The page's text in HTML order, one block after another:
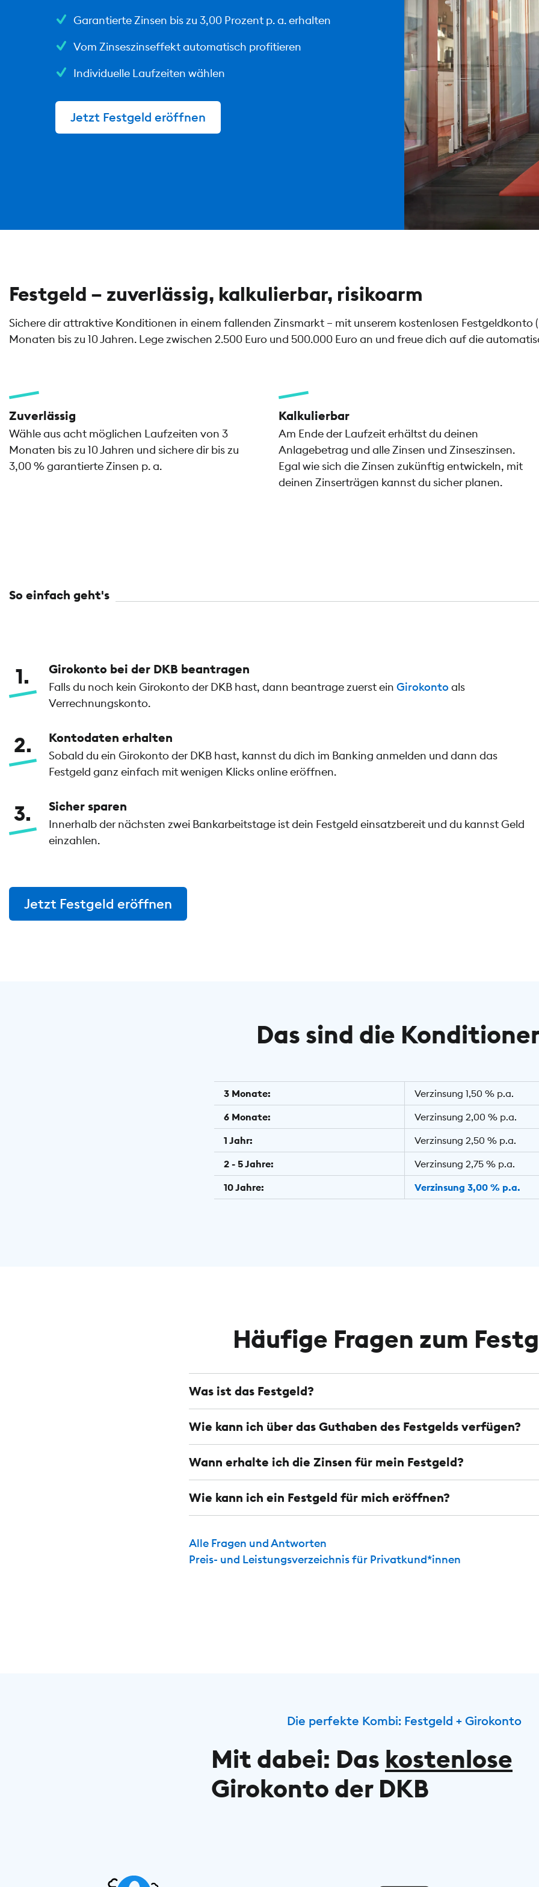
Garantierte Zinsen bis zu 3,00 Prozent p. a. erhalten
Vom Zinseszinseffekt automatisch profitieren
Individuelle Laufzeiten wählen
Jetzt Festgeld eröffnen
Festgeld – zuverlässig, kalkulierbar, risikoarm
Sichere dir attraktive Konditionen in einem fallenden Zinsmarkt – mit unserem kostenlosen Festgeldkonto
Monaten bis zu 10 Jahren. Lege zwischen 2.500 Euro und 500.000 Euro an und freue dich auf die
Zuverlässig
Wähle aus acht möglichen Laufzeiten von 3
Monaten bis zu 10 Jahren und sichere dir bis zu
3,00 % garantierte Zinsen p. a.
Kalkulierbar
Am Ende der Laufzeit erhältst du deinen
Anlagebetrag und alle Zinsen und Zinseszinsen.
Egal wie sich die Zinsen zukünftig entwickeln, mit
deinen Zinserträgen kannst du sicher planen.
So einfach geht's
1 Girokonto bei der DKB beantragen
Falls du noch kein Girokonto der DKB hast, dann beantrage zuerst ein Girokonto als
Verrechnungskonto.
2 Kontodaten erhalten
Sobald du ein Girokonto der DKB hast, kannst du dich im Banking anmelden und dann das
Festgeld ganz einfach mit wenigen Klicks online eröffnen.
3 Sicher sparen
Innerhalb der nächsten zwei Bankarbeitstage ist dein Festgeld einsatzbereit und du kannst Geld
einzahlen.
Jetzt Festgeld eröffnen
Das sind die
3 Monate:
Verzinsung 1,50 % p.a.
6 Monate:
Verzinsung 2,00 % p.a.
1 Jahr:
Verzinsung 2,50 % p.a.
2 - 5 Jahre:
Verzinsung 2,75 % p.a.
10 Jahre:
Verzinsung 3,00 % p.a.
Häufige Fragen zum
Was ist das Festgeld?
Wie kann ich über das Guthaben des Festgelds verfügen?
Wann erhalte ich die Zinsen für mein Festgeld?
Wie kann ich ein Festgeld für mich eröffnen?
Alle Fragen und Antworten
Preis- und Leistungsverzeichnis für Privatkund*innen
Die perfekte Kombi: Festgeld + Girokonto
Mit dabei: Das kostenlose
Girokonto der DKB